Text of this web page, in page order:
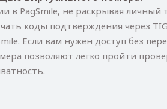
в PagSmile, не раскрывая личный
коды подтверждения через
Если вам нужен доступ без
позволяют легко пройти